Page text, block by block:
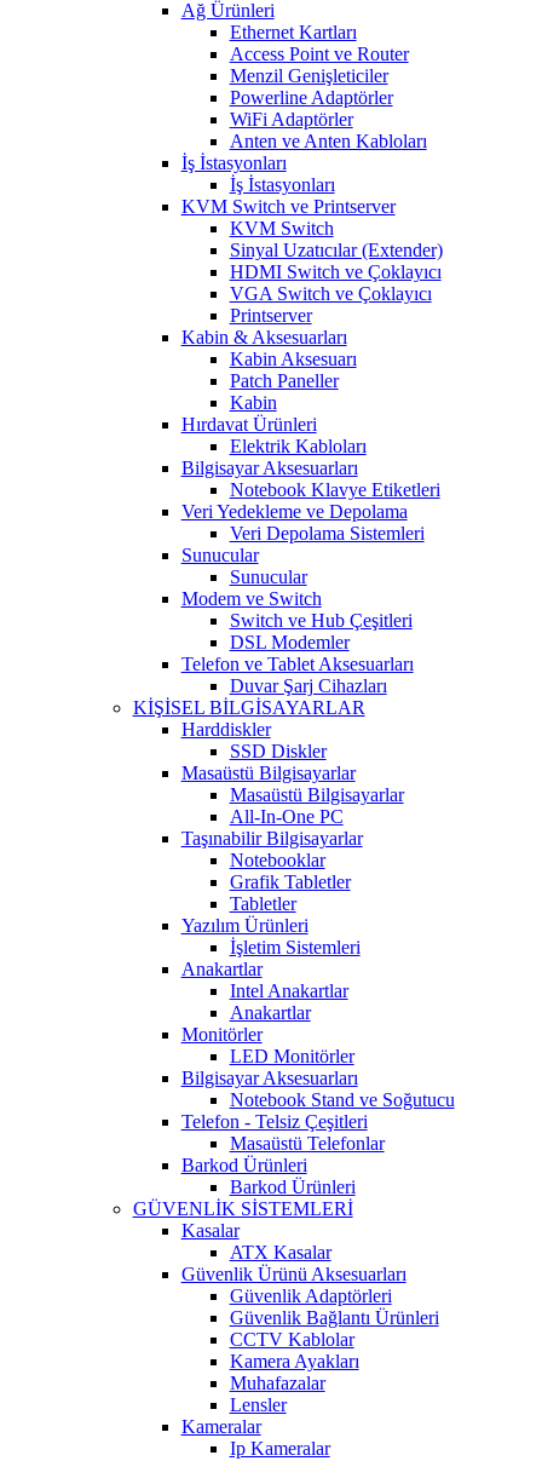
Ağ Ürünleri
Ethernet Kartları
Access Point ve Router
Menzil Genişleticiler
Powerline Adaptörler
WiFi Adaptörler
Anten ve Anten Kabloları
İş İstasyonları
İş İstasyonları
KVM Switch ve Printserver
KVM Switch
Sinyal Uzatıcılar (Extender)
HDMI Switch ve Çoklayıcı
VGA Switch ve Çoklayıcı
Printserver
Kabin & Aksesuarları
Kabin Aksesuarı
Patch Paneller
Kabin
Hırdavat Ürünleri
Elektrik Kabloları
Bilgisayar Aksesuarları
Notebook Klavye Etiketleri
Veri Yedekleme ve Depolama
Veri Depolama Sistemleri
Sunucular
Sunucular
Modem ve Switch
Switch ve Hub Çeşitleri
DSL Modemler
Telefon ve Tablet Aksesuarları
Duvar Şarj Cihazları
KİŞİSEL BİLGİSAYARLAR
Harddiskler
SSD Diskler
Masaüstü Bilgisayarlar
Masaüstü Bilgisayarlar
All-In-One PC
Taşınabilir Bilgisayarlar
Notebooklar
Grafik Tabletler
Tabletler
Yazılım Ürünleri
İşletim Sistemleri
Anakartlar
Intel Anakartlar
Anakartlar
Monitörler
LED Monitörler
Bilgisayar Aksesuarları
Notebook Stand ve Soğutucu
Telefon - Telsiz Çeşitleri
Masaüstü Telefonlar
Barkod Ürünleri
Barkod Ürünleri
GÜVENLİK SİSTEMLERİ
Kasalar
ATX Kasalar
Güvenlik Ürünü Aksesuarları
Güvenlik Adaptörleri
Güvenlik Bağlantı Ürünleri
CCTV Kablolar
Kamera Ayakları
Muhafazalar
Lensler
Kameralar
Ip Kameralar